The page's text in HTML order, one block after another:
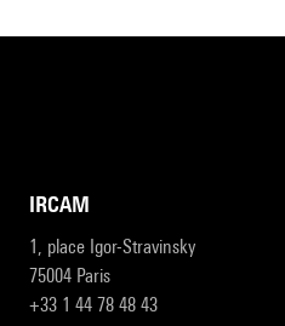
IRCAM
1, place Igor-Stravinsky
75004 Paris
+33 1 44 78 48 43